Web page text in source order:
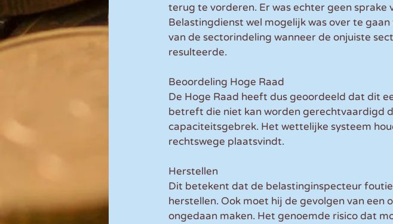
terug te vorderen. Er was echter geen
Belastingdienst wel mogelijk was over te
van de sectorindeling wanneer de onjuiste
resulteerde.
Beoordeling Hoge Raad
De Hoge Raad heeft dus geoordeeld dat dit
betreft die niet kan worden gerechtvaardigd
capaciteitsgebrek. Het wettelijke systeem
rechtswege plaatsvindt.
Herstellen
Dit betekent dat de belastinginspecteur
herstellen. Ook moet hij de gevolgen van een
ongedaan maken. Het genoemde risico dat